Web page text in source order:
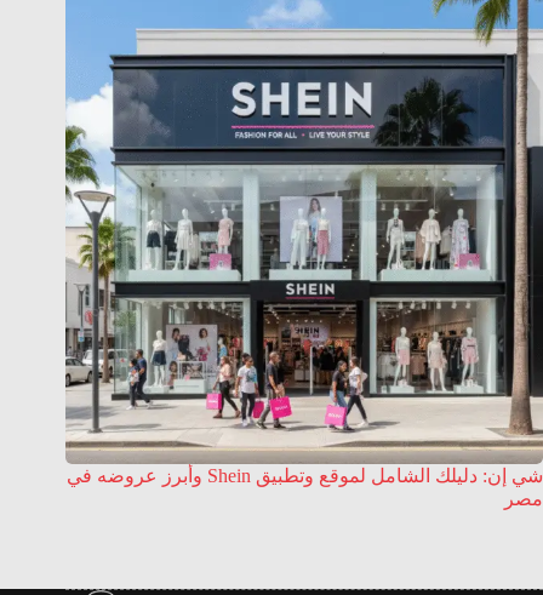
شي إن: دليلك الشامل لموقع وتطبيق Shein وأبرز عروضه في
مصر